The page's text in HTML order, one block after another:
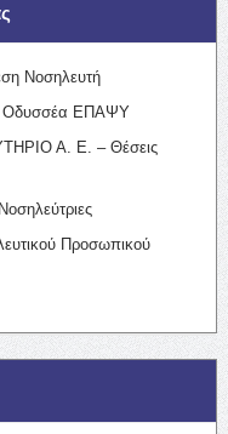
Νοσηλευτή
Οδυσσέα ΕΠΑΨΥ
Α. Ε. – Θέσεις
Προσωπικού